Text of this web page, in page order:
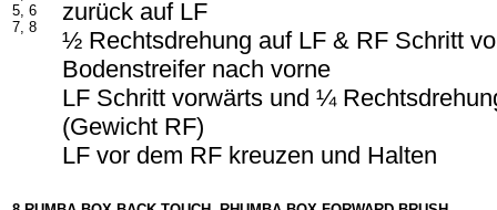
5, 6
7, 8
zurück auf LF
½ Rechtsdrehung auf LF & RF Schritt
Bodenstreifer nach vorne
LF Schritt vorwärts und ¼
(Gewicht RF)
LF vor dem RF kreuzen und Halten